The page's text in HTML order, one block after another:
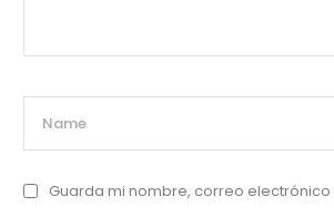
Guarda mi nombre, correo